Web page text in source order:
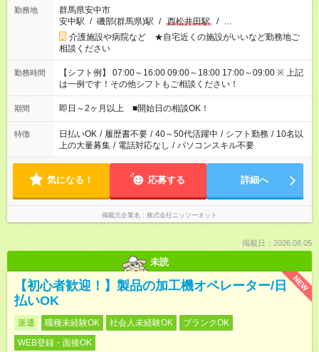
勤務地
群馬県安中市
安中駅 / 磯部(群馬県)駅 / 西松井田駅 / …
介護施設や病院など ★自宅近くの施設がいいなど勤務地ご
相談ください
勤務時間
【シフト例】 07:00～16:00 09:00～18:00 17:00～09:00 ※ 上記
は一例です！その他シフトもご相談ください！
期間 即日～2ヶ月以上 ■開始日の相談OK！
特徴 日払いOK / 履歴書不要 / 40～50代活躍中 / シフト勤務 / 10名以
上の大量募集 / 電話対応なし / パソコンスキル不要
気になる！ 応募する 詳細へ
掲載元企業名 株式会社ニッソーネット
掲載日：2026.08.05
未読
NEW
【初心者歓迎！】製品の加工機オペレーター/日
払いOK
派遣 職種未経験OK 社会人未経験OK
ブランクOK
WEB登録・面接OK